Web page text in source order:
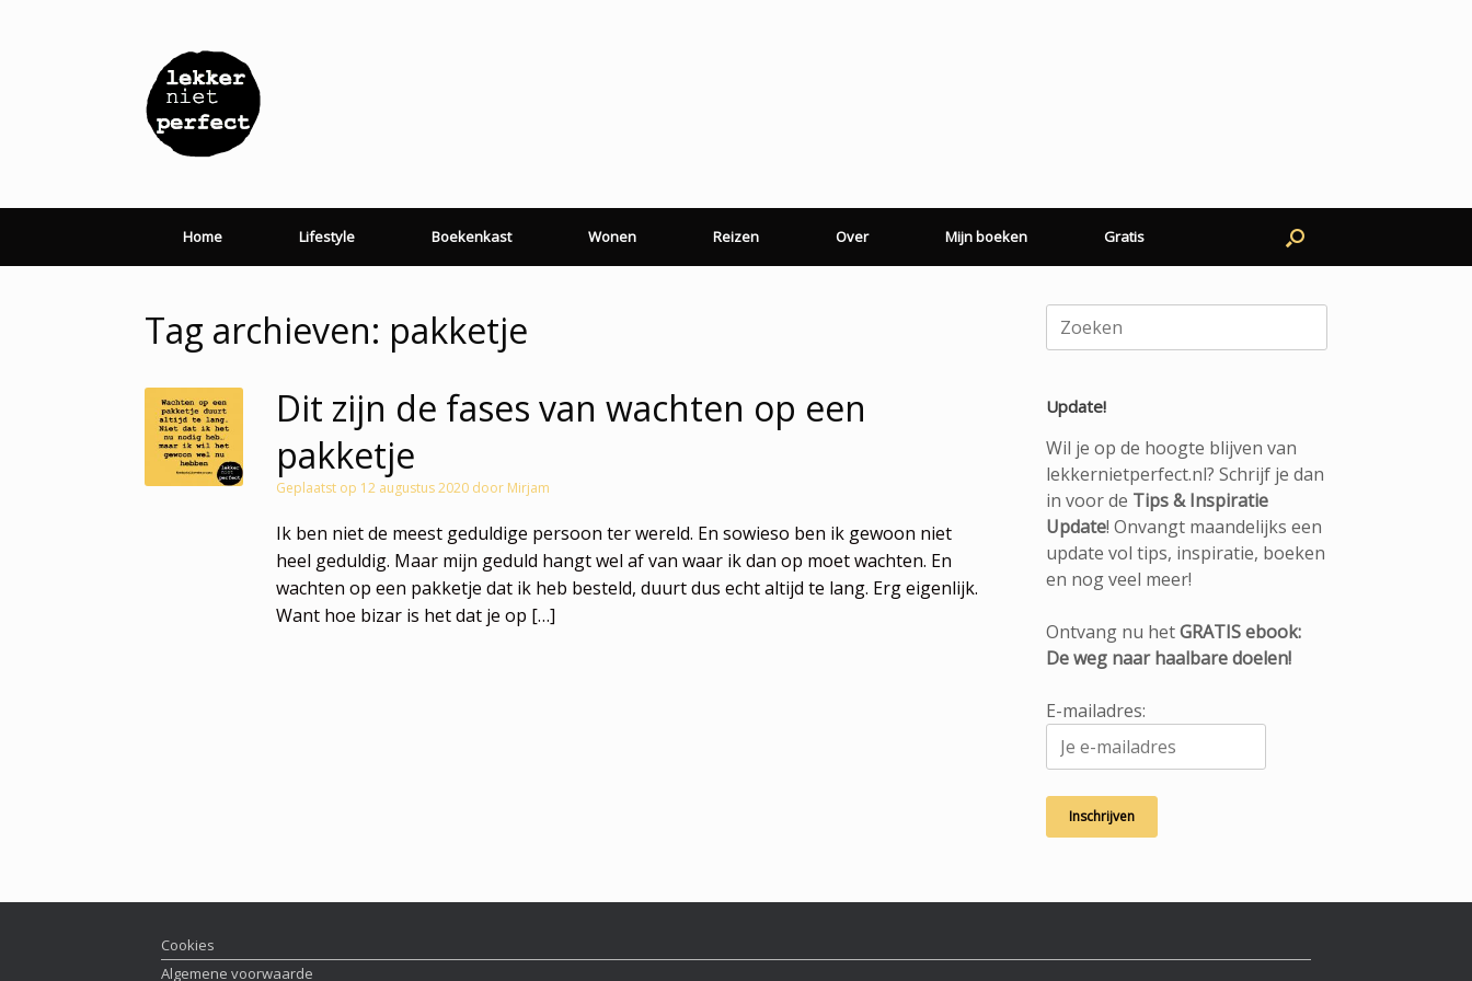
Home Lifestyle Boekenkast Wonen Reizen Over Mijn boeken Gratis
Tag archieven: pakketje
Dit zijn de fases van wachten op een
pakketje
Geplaatst op 12 augustus 2020 door Mirjam
Ik ben niet de meest geduldige persoon ter wereld. En sowieso ben ik gewoon niet
heel geduldig. Maar mijn geduld hangt wel af van waar ik dan op moet wachten. En
wachten op een pakketje dat ik heb besteld, duurt dus echt altijd te lang. Erg eigenlijk.
Want hoe bizar is het dat je op […]
Zoeken
naar:
Update!
Wil je op de hoogte blijven van
lekkernietperfect.nl? Schrijf je dan
in voor de Tips & Inspiratie
Update! Onvangt maandelijks een
update vol tips, inspiratie, boeken
en nog veel meer!
Ontvang nu hetGRATIS ebook:
De weg naar haalbare doelen!
E-mailadres:
Cookies
Algemene voorwaarde